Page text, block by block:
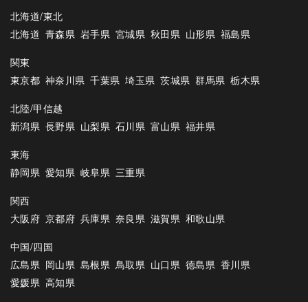
北海道/東北
北海道 青森県 岩手県 宮城県 秋田県 山形県 福島県
関東
東京都 神奈川県 千葉県 埼玉県 茨城県 群馬県 栃木県
北陸/甲信越
新潟県 長野県 山梨県 石川県 富山県 福井県
東海
静岡県 愛知県 岐阜県 三重県
関西
大阪府 京都府 兵庫県 奈良県 滋賀県 和歌山県
中国/四国
広島県 岡山県 島根県 鳥取県 山口県 徳島県 香川県
愛媛県 高知県